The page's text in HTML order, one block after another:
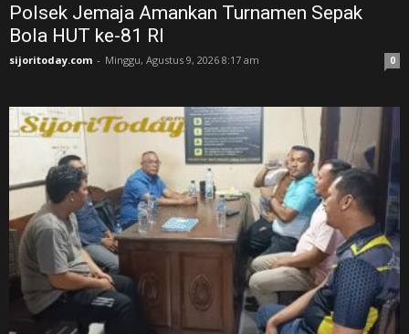
Polsek Jemaja Amankan Turnamen Sepak
Bola HUT ke-81 RI ‎
sijoritoday.com - Minggu, Agustus 9, 2026 8:17 am 0